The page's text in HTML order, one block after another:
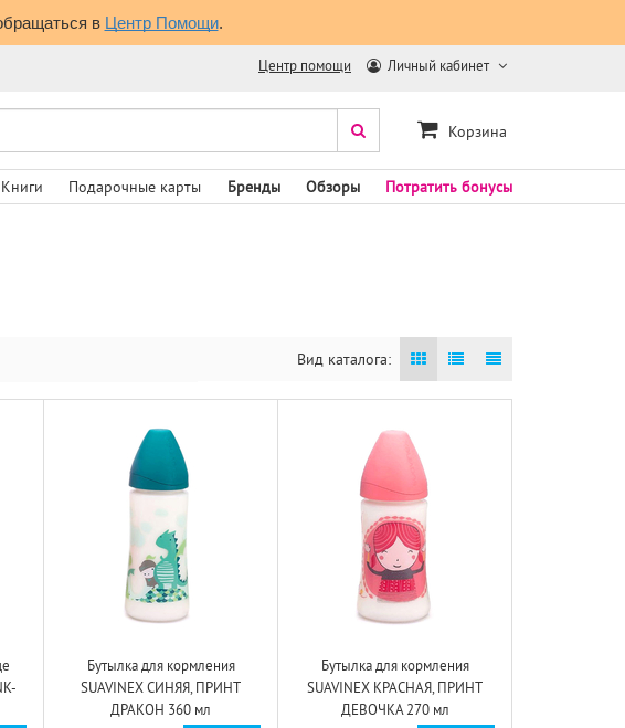
в Центр Помощи.
Центр помощи Личный кабинет
Корзина
Книги Подарочные карты Бренды Обзоры Потратить бонусы
Вид каталога:
Бутылка для кормления
SUAVINEX СИНЯЯ, ПРИНТ
ДРАКОН 360 мл
Бутылка для кормления
SUAVINEX КРАСНАЯ, ПРИНТ
ДЕВОЧКА 270 мл